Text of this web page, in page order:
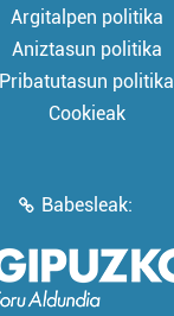
Argitalpen politika
Aniztasun politika
Pribatutasun politika
Cookieak
Babesleak: